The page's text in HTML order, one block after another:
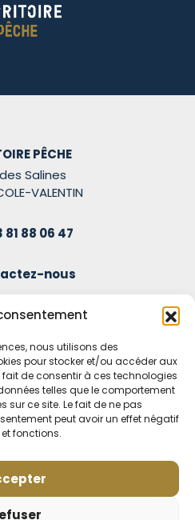
nous utilisons des
pour stocker et/ou accéder aux
de consentir à ces technologies
telles que le comportement
sur ce site. Le fait de ne pas
peut avoir un effet négatif
fonctions.
PÊCHE
Salines
VALENTIN
81 88 06 47
nous
LES JOURS
horaires
LÉGALES
CONFIDENTIALITÉ